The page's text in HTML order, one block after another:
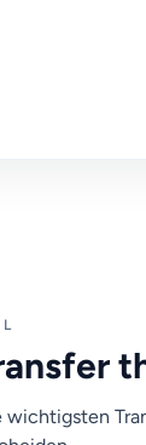
wichtigsten